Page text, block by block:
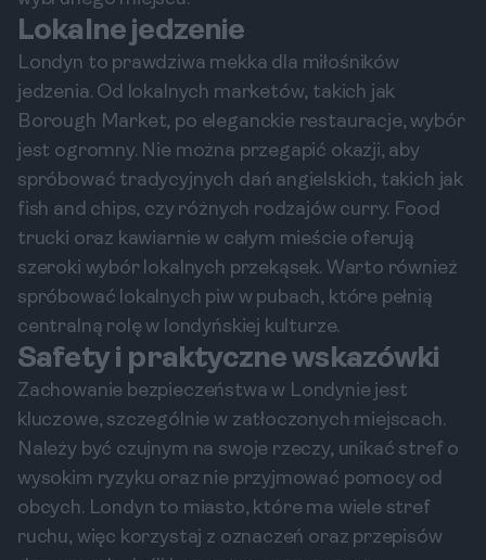
Lokalne jedzenie
Londyn to prawdziwa mekka dla miłośników
jedzenia. Od lokalnych marketów, takich jak
Borough Market, po eleganckie restauracje, wybór
jest ogromny. Nie można przegapić okazji, aby
spróbować tradycyjnych dań angielskich, takich jak
fish and chips, czy różnych rodzajów curry. Food
trucki oraz kawiarnie w całym mieście oferują
szeroki wybór lokalnych przekąsek. Warto również
spróbować lokalnych piw w pubach, które pełnią
centralną rolę w londyńskiej kulturze.
Safety i praktyczne wskazówki
Zachowanie bezpieczeństwa w Londynie jest
kluczowe, szczególnie w zatłoczonych miejscach.
Należy być czujnym na swoje rzeczy, unikać stref o
wysokim ryzyku oraz nie przyjmować pomocy od
obcych. Londyn to miasto, które ma wiele stref
ruchu, więc korzystaj z oznaczeń oraz przepisów